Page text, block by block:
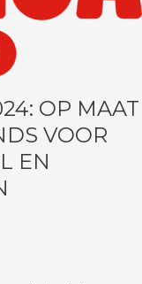
OP MAAT
VOOR
EN